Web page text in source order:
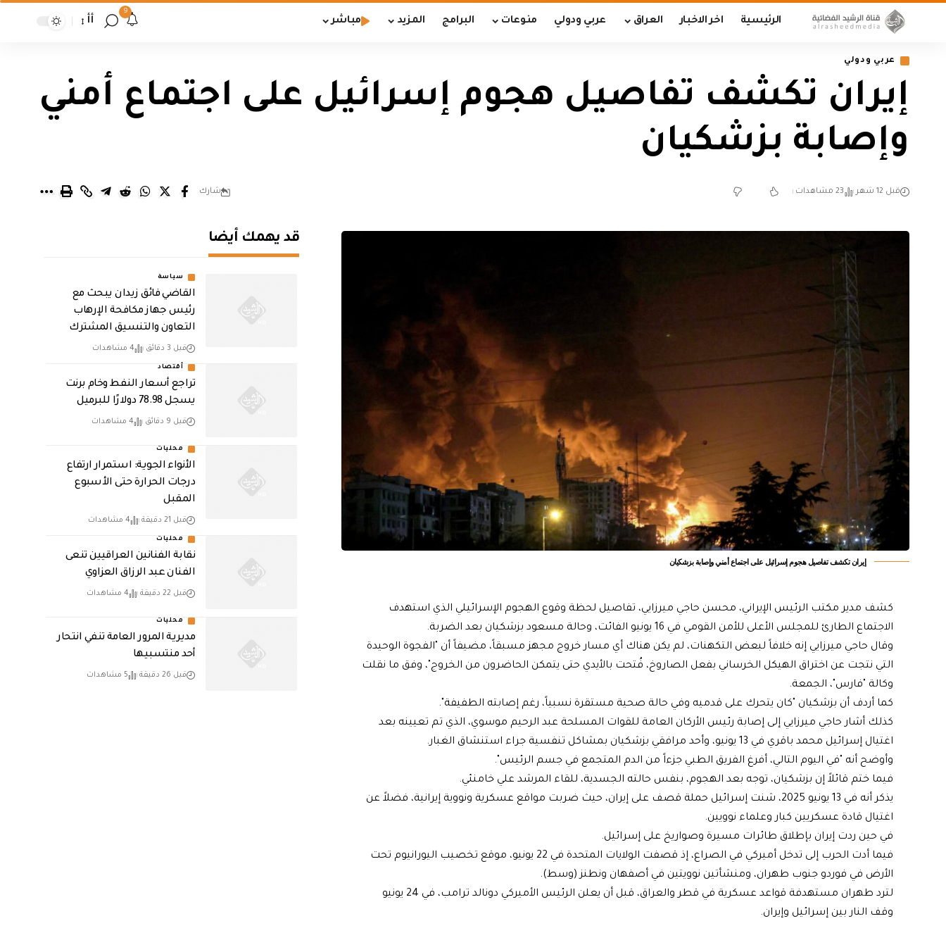
الرئيسية اخر الاخبار العراق عربي ودولي منوعات البرامج المزيد مباشر
9
أأ
عربي ودولي
إيران تكشف تفاصيل هجوم إسرائيل على اجتماع أمني
وإصابة بزشكيان
قبل 12 شهر 23 مشاهدات شارك
إيران تكشف تفاصيل هجوم إسرائيل على اجتماع أمني وإصابة بزشكيان
كشف مدير مكتب الرئيس الإيراني، محسن حاجي ميرزايي، تفاصيل لحظة وقوع الهجوم الإسرائيلي الذي استهدف
الاجتماع الطارئ للمجلس الأعلى للأمن القومي في 16 يونيو الفائت، وحالة مسعود بزشكيان بعد الضربة.
وقال حاجي ميرزايي إنه خلافاً لبعض التكهنات، لم يكن هناك أي مسار خروج مجهز مسبقاً، مضيفاً أن "الفجوة الوحيدة
التي نتجت عن اختراق الهيكل الخرساني بفعل الصاروخ، فُتحت بالأيدي حتى يتمكن الحاضرون من الخروج"، وفق ما نقلت
وكالة "فارس"، الجمعة.
كما أردف أن بزشكيان "كان يتحرك على قدميه وفي حالة صحية مستقرة نسبياً، رغم إصابته الطفيفة".
كذلك أشار حاجي ميرزايي إلى إصابة رئيس الأركان العامة للقوات المسلحة عبد الرحيم موسوي، الذي تم تعيينه بعد
اغتيال إسرائيل محمد باقري في 13 يونيو، وأحد مرافقي بزشكيان بمشاكل تنفسية جراء استنشاق الغبار.
وأوضح أنه "في اليوم التالي، أفرغ الفريق الطبي جزءاً من الدم المتجمع في جسم الرئيس".
فيما ختم قائلاً إن بزشكيان، توجه بعد الهجوم، بنفس حالته الجسدية، للقاء المرشد علي خامنئي.
يذكر أنه في 13 يونيو 2025، شنت إسرائيل حملة قصف على إيران، حيث ضربت مواقع عسكرية ونووية إيرانية، فضلاً عن
اغتيال قادة عسكريين كبار وعلماء نوويين.
في حين ردت إيران بإطلاق طائرات مسيرة وصواريخ على إسرائيل.
فيما أدت الحرب إلى تدخل أميركي في الصراع، إذ قصفت الولايات المتحدة في 22 يونيو، موقع تخصيب اليورانيوم تحت
الأرض في فوردو جنوب طهران، ومنشأتين نوويتين في أصفهان ونطنز (وسط).
لترد طهران مستهدفة قواعد عسكرية في قطر والعراق، قبل أن يعلن الرئيس الأميركي دونالد ترامب، في 24 يونيو
وقف النار بين إسرائيل وإيران.
قد يهمك أيضا
سياسة
القاضي فائق زيدان يبحث مع
رئيس جهاز مكافحة الإرهاب
التعاون والتنسيق المشترك
قبل 3 دقائق 4 مشاهدات
أقتصاد
تراجع أسعار النفط وخام برنت
يسجل 78.98 دولارًا للبرميل
قبل 9 دقائق 4 مشاهدات
محليات
الأنواء الجوية: استمرار ارتفاع
درجات الحرارة حتى الأسبوع
المقبل
قبل 21 دقيقة 4 مشاهدات
محليات
نقابة الفنانين العراقيين تنعى
الفنان عبد الرزاق العزاوي
قبل 22 دقيقة 4 مشاهدات
محليات
مديرية المرور العامة تنفي انتحار
أحد منتسبيها
قبل 26 دقيقة 5 مشاهدات